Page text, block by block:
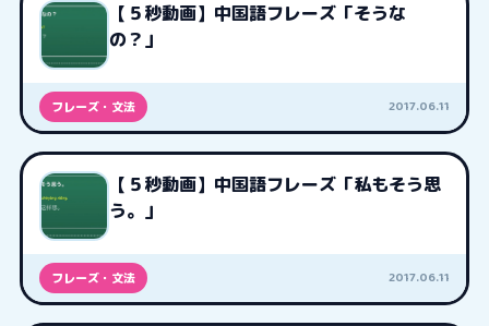
【５秒動画】中国語フレーズ「そうな
の？」
フレーズ・文法 2017.06.11
【５秒動画】中国語フレーズ「私もそう思
う。」
フレーズ・文法 2017.06.11